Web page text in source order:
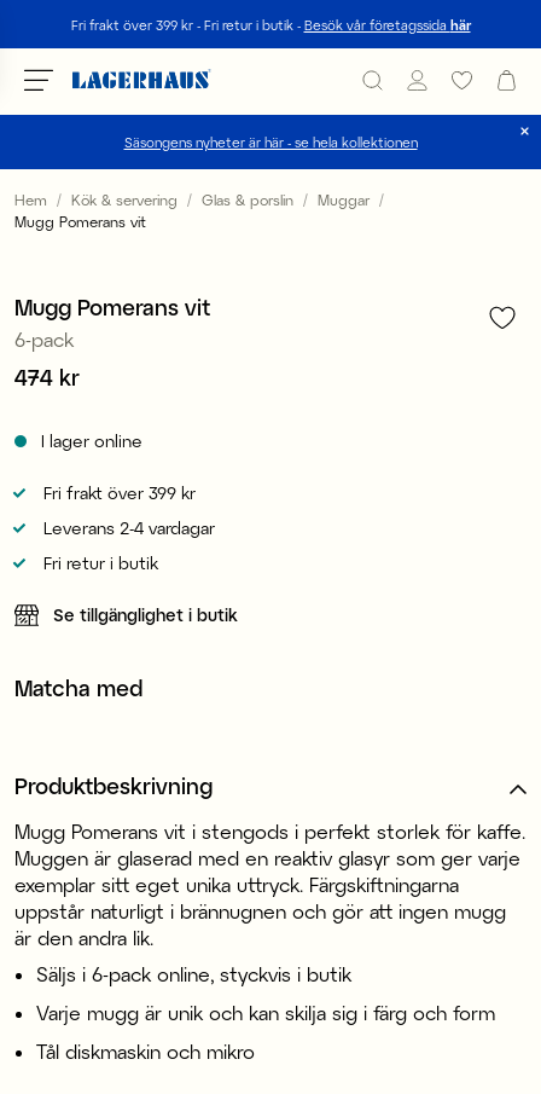
Fri frakt över 399 kr - Fri retur i butik - Besök vår företagssida här
Säsongens nyheter är här - se hela kollektionen
Välj språk / valuta
Hem Kök & servering Glas & porslin
Muggar
Mugg Pomerans vit
Mugg Pomerans vit
6-pack
Pris:474 kr
474 kr
I lager online
Fri frakt över 399 kr
Leverans 2-4 vardagar
Fri retur i butik
Se tillgänglighet i butik
Matcha med
Produktbeskrivning
Mugg Pomerans vit i stengods i perfekt storlek för kaffe.
Muggen är glaserad med en reaktiv glasyr som ger varje
exemplar sitt eget unika uttryck. Färgskiftningarna
uppstår naturligt i brännugnen och gör att ingen mugg
är den andra lik.
Säljs i 6-pack online, styckvis i butik
Varje mugg är unik och kan skilja sig i färg och form
Tål diskmaskin och mikro